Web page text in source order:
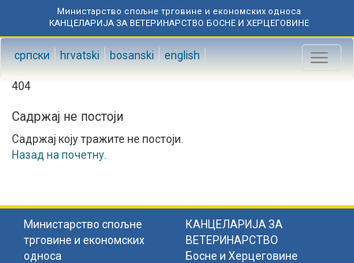
Министарство спољне трговине и економских односа
КАНЦЕЛАРИЈА ЗА ВЕТЕРИНАРСТВО БОСНЕ И ХЕРЦЕГОВИНЕ
српски hrvatski bosanski english
Toggle
404
Садржај не постоји
Садржај коју тражите не постоји.
Назад на почетну
Министарство спољне
трговине и економских
односа
КАНЦЕЛАРИЈА ЗА
ВЕТЕРИНАРСТВО
Босне и Херцеговине